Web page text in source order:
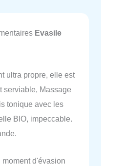
Evasile
ultra propre, elle est
serviable, Massage
tonique avec les
BIO, impeccable.
d'évasion